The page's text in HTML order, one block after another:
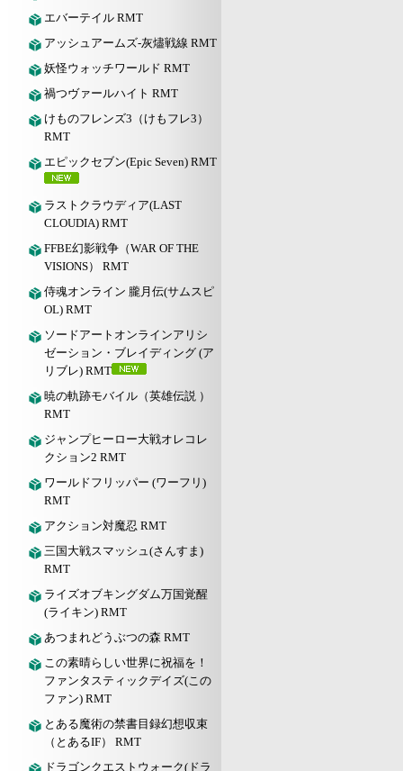
エバーテイル RMT
アッシュアームズ‐灰燼戦線 RMT
妖怪ウォッチワールド RMT
禍つヴァールハイト RMT
けものフレンズ3（けもフレ3）
RMT
エピックセブン(Epic Seven) RMT
ラストクラウディア(LAST
CLOUDIA) RMT
FFBE幻影戦争（WAR OF THE
VISIONS） RMT
侍魂オンライン 朧月伝(サムスピ
OL) RMT
ソードアートオンラインアリシ
ゼーション・ブレイディング (ア
リブレ) RMT
暁の軌跡モバイル（英雄伝説 ）
RMT
ジャンプヒーロー大戦オレコレ
クション2 RMT
ワールドフリッパー (ワーフリ)
RMT
アクション対魔忍 RMT
三国大戦スマッシュ(さんすま)
RMT
ライズオブキングダム万国覚醒
(ライキン) RMT
あつまれどうぶつの森 RMT
この素晴らしい世界に祝福を！
ファンタスティックデイズ(この
ファン) RMT
とある魔術の禁書目録幻想収束
（とあるIF） RMT
ドラゴンクエストウォーク(ドラ